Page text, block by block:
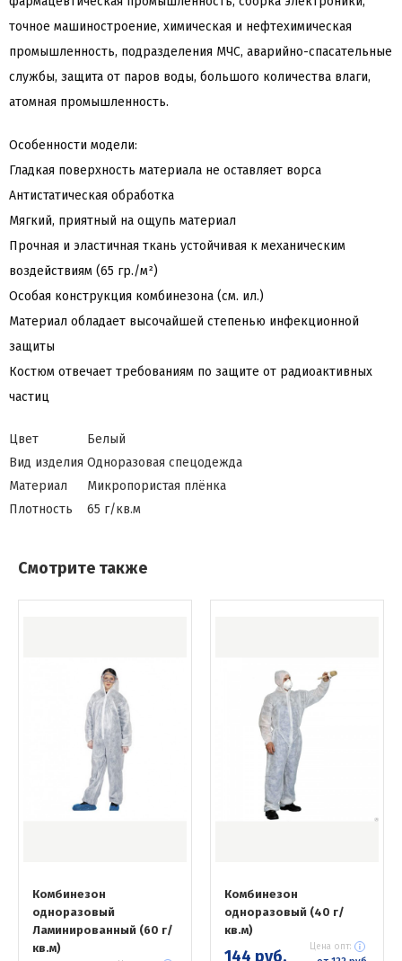
точное машиностроение, химическая и нефтехимическая
промышленность, подразделения МЧС, аварийно-спасательные
службы, защита от паров воды, большого количества влаги,
атомная промышленность.
Особенности модели:
Гладкая поверхность материала не оставляет ворса
Антистатическая обработка
Мягкий, приятный на ощупь материал
Прочная и эластичная ткань устойчивая к механическим
воздействиям (65 гр./м²)
Особая конструкция комбинезона (см. ил.)
Материал обладает высочайшей степенью инфекционной
защиты
Костюм отвечает требованиям по защите от радиоактивных
частиц
Цвет
Белый
Вид изделия Одноразовая спецодежда
Материал
Микропористая плёнка
Плотность
65 г/кв.м
Смотрите также
Комбинезон
одноразовый
Ламинированный (60 г/
кв.м)
Комбинезон
одноразовый (40 г/
кв.м)
144 руб. Цена опт: